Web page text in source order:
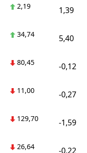
2,19 1,39
34,74 5,40
80,45 -0,12
11,00 -0,27
129,70 -1,59
26,64 -0,22